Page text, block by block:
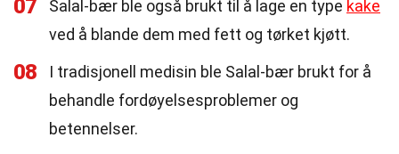
07 Salal-bær ble også brukt til å lage en type kake
ved å blande dem med fett og tørket kjøtt.
08
I tradisjonell medisin ble Salal-bær brukt for å
behandle fordøyelsesproblemer og
betennelser.